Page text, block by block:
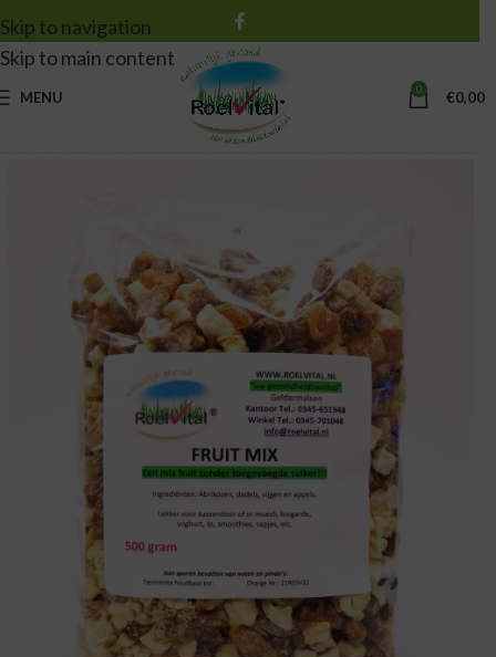
Skip to navigation
Skip to main content
MENU 0 €0,00